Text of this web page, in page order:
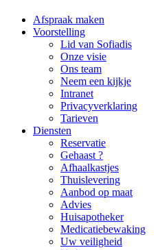
Afspraak maken
Voorstelling
Lid van Sofiadis
Onze visie
Ons team
Neem een kijkje
Intranet
Privacyverklaring
Tarieven
Diensten
Reservatie
Gehaast ?
Afhaalkastjes
Thuislevering
Aanbod op maat
Advies
Huisapotheker
Medicatiebewaking
Uw veiligheid